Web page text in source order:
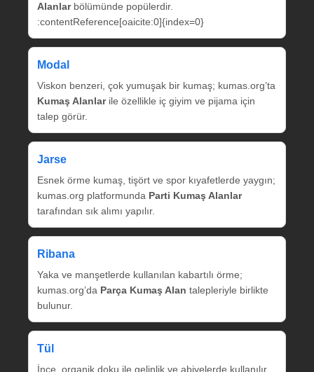
Alanlarbölümünde popülerdir.
:contentReference[oaicite:0]{index=0}
Modal
Viskon benzeri, çok yumuşak bir kumaş; kumas.org’ta
Kumaş Alanlarile özellikle iç giyim ve pijama için
talep görür.
Jarse
Esnek örme kumaş, tişört ve spor kıyafetlerde yaygın;
kumas.org platformunda Parti Kumaş Alanlar
tarafından sık alımı yapılır.
Ribana
Yaka ve manşetlerde kullanılan kabartılı örme;
kumas.org’da Parça Kumaş Alan talepleriyle birlikte
bulunur.
Tül
İnce, organik doku ile gelinlik ve abiyelerde kullanılır.